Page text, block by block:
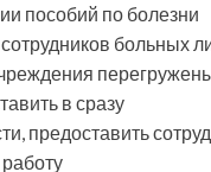
пособий по болезни
больных
в сразу
предоставить